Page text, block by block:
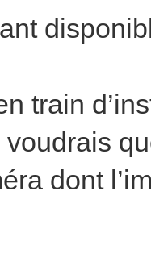
train
dont